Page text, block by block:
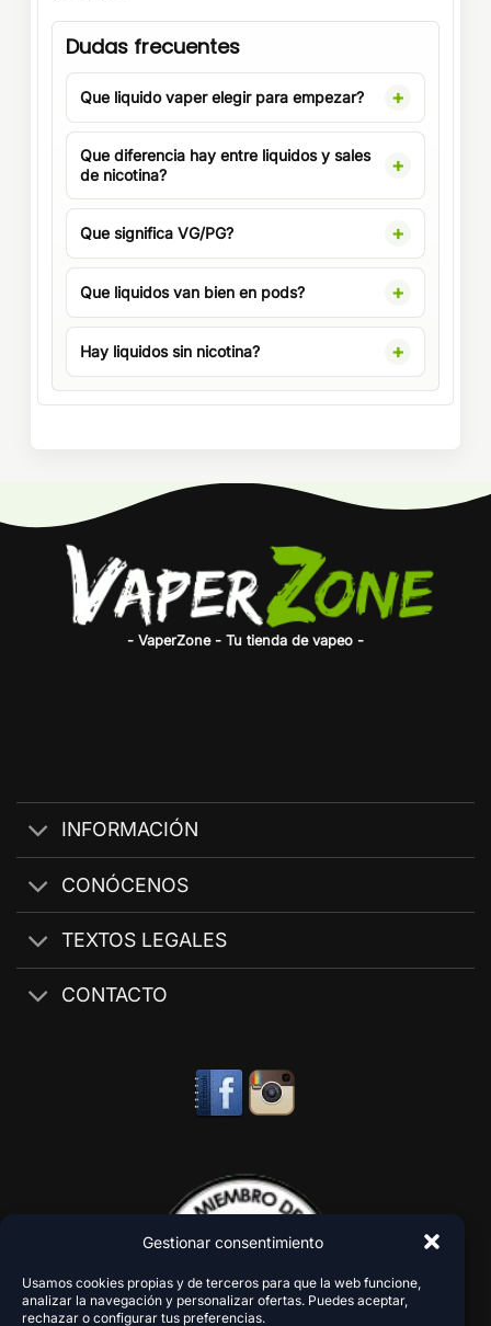
Gestionar consentimiento
Usamos cookies propias y de terceros para que la web funcione,
analizar la navegación y personalizar ofertas. Puedes aceptar,
rechazar o configurar tus preferencias.
Dudas frecuentes
Que liquido vaper elegir para empezar?
Que diferencia hay entre liquidos y sales
de nicotina?
Que significa VG/PG?
Que liquidos van bien en pods?
Hay liquidos sin nicotina?
- VaperZone - Tu tienda de vapeo -
INFORMACIÓN
CONÓCENOS
TEXTOS LEGALES
CONTACTO